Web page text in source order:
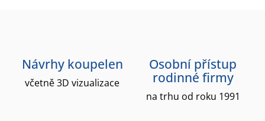
Návrhy koupelen
včetně 3D vizualizace
Osobní přístup
rodinné firmy
na trhu od roku 1991